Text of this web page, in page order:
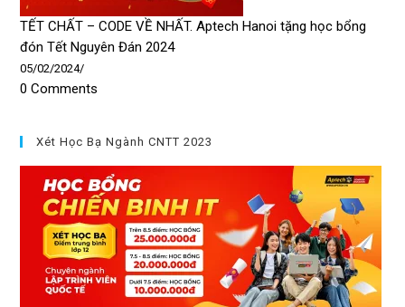
TẾT CHẤT – CODE VỀ NHẤT. Aptech Hanoi tặng học bổng
đón Tết Nguyên Đán 2024
05/02/2024/
0 Comments
Xét Học Bạ Ngành CNTT 2023